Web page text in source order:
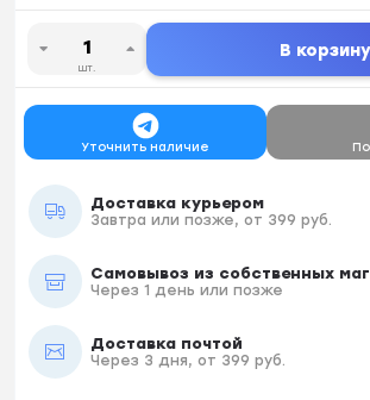
шт.
В корзину
Уточнить наличие
Доставка курьером
Завтра или позже, от 399 руб.
Самовывоз из собственных
Через 1 день или позже
Доставка почтой
Через 3 дня, от 399 руб.